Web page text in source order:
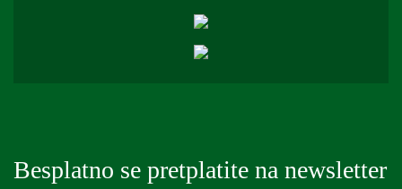
Besplatno se pretplatite na newsletter